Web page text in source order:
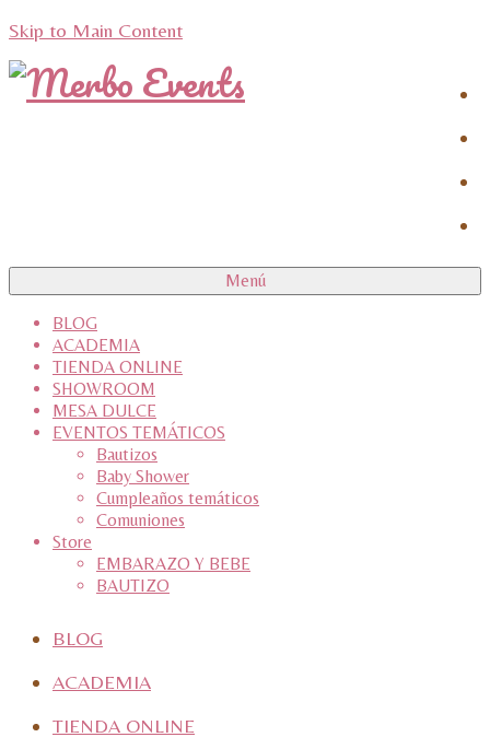
Skip to Main Content
Menú
BLOG
ACADEMIA
TIENDA ONLINE
SHOWROOM
MESA DULCE
EVENTOS TEMÁTICOS
Bautizos
Baby Shower
Cumpleaños temáticos
Comuniones
Store
EMBARAZO Y BEBE
BAUTIZO
BLOG
ACADEMIA
TIENDA ONLINE